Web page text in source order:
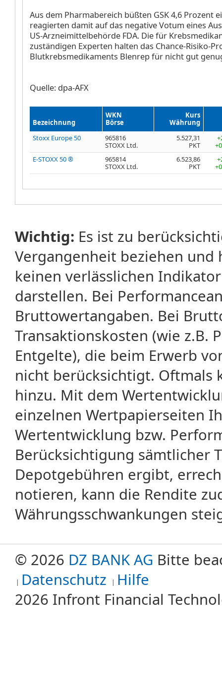
Aus dem Pharmabereich büßten GSK4,6 Prozent
reagierten damit auf das negative Votum eines
US-Arzneimittelbehörde FDA. Die für
zuständigen Experten halten das Chance-Risiko-
Blutkrebsmedikaments Blenrep für nicht gut
Quelle: dpa-AFX
Bezeichnung
WKN
Börse
Kurs
Währung
Stoxx Europe 50
965816
STOXX Ltd.
5.527,31
PKT
E-STOXX 50 ®
965814
STOXX Ltd.
6.523,86
PKT
Wichtig: Es ist zu
Vergangenheit beziehen
keinen verlässlichen
darstellen. Bei
Bruttowertangaben. Bei
Transaktionskosten (wie z.B.
Entgelte), die beim Erwerb
nicht berücksichtigt. Oftmals
hinzu. Mit dem
einzelnen Wertpapierseiten
Wertentwicklung bzw.
Berücksichtigung sämtlicher
Depotgebühren ergibt,
notieren, kann die Rendite
Währungsschwankungen
© 2026 DZ BANK AG Bitte
Datenschutz Hilfe
2026 Infront Financial